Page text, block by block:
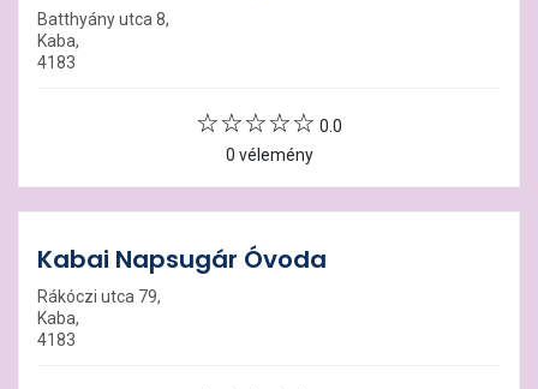
Batthyány utca 8,
Kaba,
4183
0.0
0 vélemény
Kabai Napsugár Óvoda
Rákóczi utca 79,
Kaba,
4183